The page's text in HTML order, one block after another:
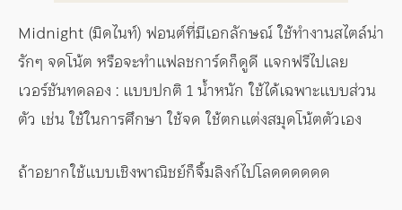
Midnight (มิดไนท์) ฟอนต์ที่มีเอกลักษณ์ ใช้ทำงานสไตล์น่า
รักๆ จดโน้ต หรือจะทำแฟลชการ์ดก็ดูดี แจกฟรีไปเลย
เวอร์ชันทดลอง : แบบปกติ 1 น้ำหนัก ใช้ได้เฉพาะแบบส่วน
ตัว เช่น ใช้ในการศึกษา ใช้จด ใช้ตกแต่งสมุดโน้ตตัวเอง
ถ้าอยากใช้แบบเชิงพาณิชย์ก็จิ้มลิงก์ไปโลดดดดดด